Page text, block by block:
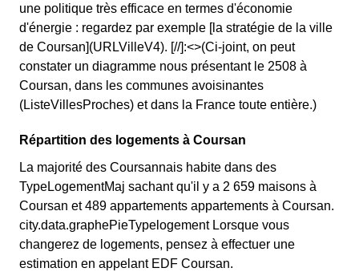
une politique très efficace en termes d'économie
d'énergie : regardez par exemple [la stratégie de la ville
de Coursan](URLVilleV4). [//]:<>(Ci-joint, on peut
constater un diagramme nous présentant le 2508 à
Coursan, dans les communes avoisinantes
(ListeVillesProches) et dans la France toute entière.)
Répartition des logements à Coursan
La majorité des Coursannais habite dans des
TypeLogementMaj sachant qu'il y a 2 659 maisons à
Coursan et 489 appartements appartements à Coursan.
city.data.graphePieTypelogement Lorsque vous
changerez de logements, pensez à effectuer une
estimation en appelant EDF Coursan.